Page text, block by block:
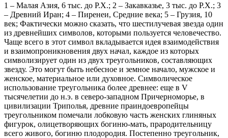
1 – Малая Азия, 6 тыс. до Р.Х.; 2 – Закавказье, 3 тыс. до Р.Х.; 3
– Древний Иран; 4 – Пиренеи, Средние века; 5 – Грузия, 10
век; Фактически можно сказать, что шестилучевая звезда один
из древнейших символов, которыми пользуется человечество.
Чаще всего в этот символ вкладывается идея взаимодействия
и взаимопроникновения двух начал, каждое из которых
символизирует один из двух треугольников, составляющих
звезду. Это могут быть небесное и земное начало, мужское и
женское, материальное или духовное. Символическое
использование треугольника более древнее: еще в V
тысячелетии до н.э. в северо-западном Причерноморье, в
цивилизации Триполья, древние праиндоевропейцы
треугольником помечали лобковую часть женских глиняных
фигурок, олицетворяющих богиню-мать, прародительницу
всего живого, богиню плодородия. Постепенно треугольник,